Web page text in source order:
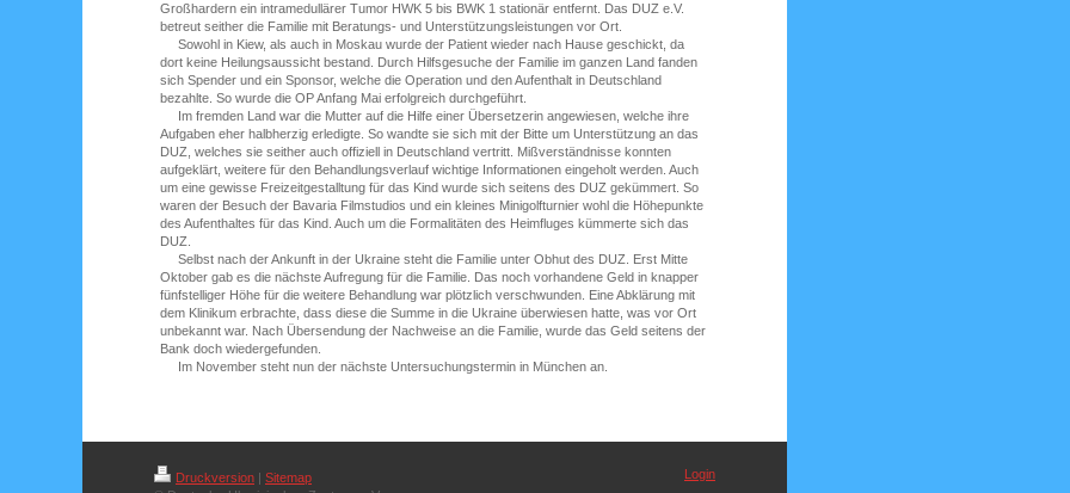
Großhardern ein intramedullärer Tumor HWK 5 bis BWK 1 stationär entfernt. Das DUZ e.V.
betreut seither die Familie mit Beratungs- und Unterstützungsleistungen vor Ort.
Sowohl in Kiew, als auch in Moskau wurde der Patient wieder nach Hause geschickt, da
dort keine Heilungsaussicht bestand. Durch Hilfsgesuche der Familie im ganzen Land fanden
sich Spender und ein Sponsor, welche die Operation und den Aufenthalt in Deutschland
bezahlte. So wurde die OP Anfang Mai erfolgreich durchgeführt.
Im fremden Land war die Mutter auf die Hilfe einer Übersetzerin angewiesen, welche ihre
Aufgaben eher halbherzig erledigte. So wandte sie sich mit der Bitte um Unterstützung an das
DUZ, welches sie seither auch offiziell in Deutschland vertritt. Mißverständnisse konnten
aufgeklärt, weitere für den Behandlungsverlauf wichtige Informationen eingeholt werden. Auch
um eine gewisse Freizeitgestalltung für das Kind wurde sich seitens des DUZ gekümmert. So
waren der Besuch der Bavaria Filmstudios und ein kleines Minigolfturnier wohl die Höhepunkte
des Aufenthaltes für das Kind. Auch um die Formalitäten des Heimfluges kümmerte sich das
DUZ.
Selbst nach der Ankunft in der Ukraine steht die Familie unter Obhut des DUZ. Erst Mitte
Oktober gab es die nächste Aufregung für die Familie. Das noch vorhandene Geld in knapper
fünfstelliger Höhe für die weitere Behandlung war plötzlich verschwunden. Eine Abklärung mit
dem Klinikum erbrachte, dass diese die Summe in die Ukraine überwiesen hatte, was vor Ort
unbekannt war. Nach Übersendung der Nachweise an die Familie, wurde das Geld seitens der
Bank doch wiedergefunden.
Im November steht nun der nächste Untersuchungstermin in München an.
Druckversion | Sitemap
Login